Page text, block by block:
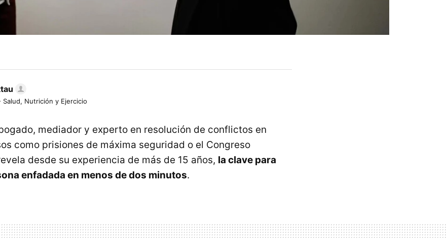
Salud, Nutrición y Ejercicio
mediador y experto en resolución de conflictos en
como prisiones de máxima seguridad o el Congreso
desde su experiencia de más de 15 años, la clave para
enfadada en menos de dos minutos.